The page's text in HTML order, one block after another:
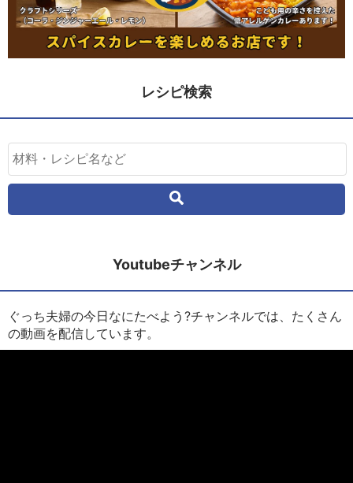
レシピ検索
Youtubeチャンネル
ぐっち夫婦の今日なにたべよう?チャンネルでは、たくさん
の動画を配信しています。